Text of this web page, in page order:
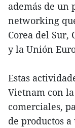
además de un
networking
Corea del Sur,
y la Unión
Estas
Vietnam con
comerciales,
de productos